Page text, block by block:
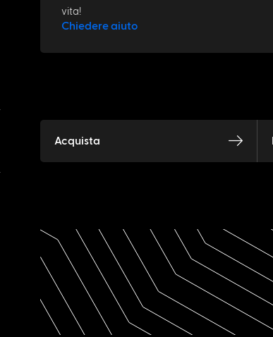
vita!
Chiedere aiuto
Acquista